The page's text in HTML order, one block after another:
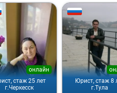
стаж 25 лет
онлайн
г.Черкесск
Юрист, стаж 8
г.Тула